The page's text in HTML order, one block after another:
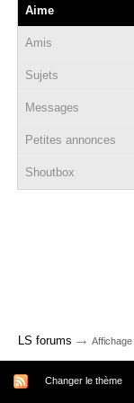
Aime
Amis
Sujets
Messages
Petites annonces
Shoutbox
LS forums →
Changer le thème